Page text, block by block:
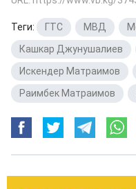
Теги: ГТС МВД
Кашкар Джунушалиев
Искендер Матраимов
Раимбек Матраимов